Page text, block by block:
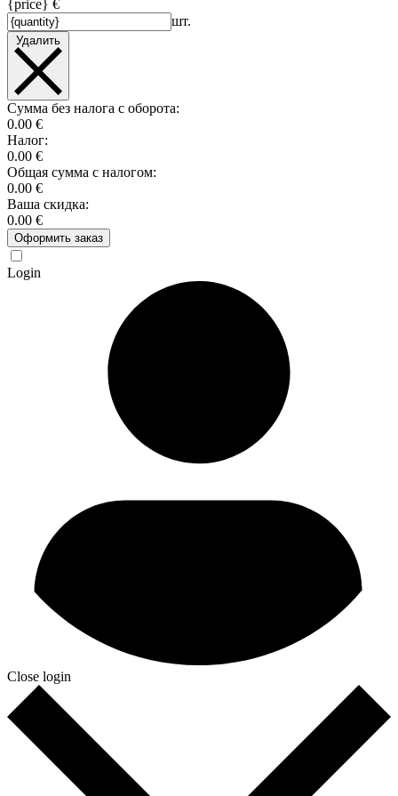
{price} €
шт.
Удалить
Сумма без налога с оборота:
0.00 €
Налог:
0.00 €
Общая сумма с налогом:
0.00 €
Ваша скидка:
0.00 €
Оформить заказ
Login
Close login